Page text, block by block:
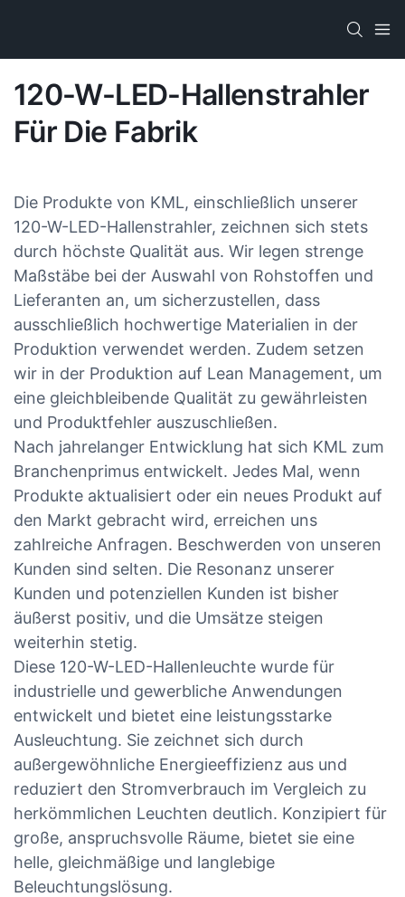
120-W-LED-Hallenstrahler
Für Die Fabrik
Die Produkte von KML, einschließlich unserer
120-W-LED-Hallenstrahler, zeichnen sich stets
durch höchste Qualität aus. Wir legen strenge
Maßstäbe bei der Auswahl von Rohstoffen und
Lieferanten an, um sicherzustellen, dass
ausschließlich hochwertige Materialien in der
Produktion verwendet werden. Zudem setzen
wir in der Produktion auf Lean Management, um
eine gleichbleibende Qualität zu gewährleisten
und Produktfehler auszuschließen.
Nach jahrelanger Entwicklung hat sich KML zum
Branchenprimus entwickelt. Jedes Mal, wenn
Produkte aktualisiert oder ein neues Produkt auf
den Markt gebracht wird, erreichen uns
zahlreiche Anfragen. Beschwerden von unseren
Kunden sind selten. Die Resonanz unserer
Kunden und potenziellen Kunden ist bisher
äußerst positiv, und die Umsätze steigen
weiterhin stetig.
Diese 120-W-LED-Hallenleuchte wurde für
industrielle und gewerbliche Anwendungen
entwickelt und bietet eine leistungsstarke
Ausleuchtung. Sie zeichnet sich durch
außergewöhnliche Energieeffizienz aus und
reduziert den Stromverbrauch im Vergleich zu
herkömmlichen Leuchten deutlich. Konzipiert für
große, anspruchsvolle Räume, bietet sie eine
helle, gleichmäßige und langlebige
Beleuchtungslösung.